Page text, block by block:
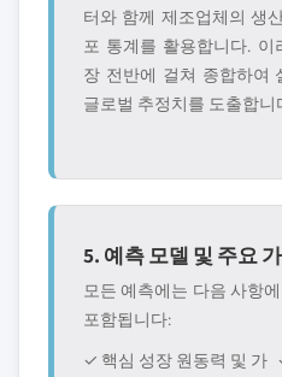
터와 함께 제조업체의 생
포 통계를 활용합니다. 이
장 전반에 걸쳐 종합하여
글로벌 추정치를 도출합니
5. 예측 모델 및 주요
모든 예측에는 다음 사항
포함됩니다:
✓ 핵심 성장 원동력 및 가